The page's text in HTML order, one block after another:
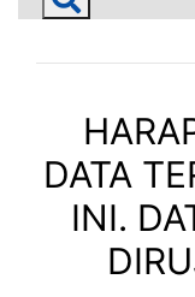
DATA
INI.